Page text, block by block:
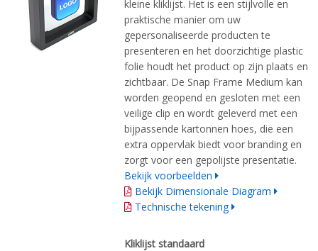
kleine kliklijst. Het is een stijlvolle en
praktische manier om uw
gepersonaliseerde producten te
presenteren en het doorzichtige plastic
folie houdt het product op zijn plaats en
zichtbaar. De Snap Frame Medium kan
worden geopend en gesloten met een
veilige clip en wordt geleverd met een
bijpassende kartonnen hoes, die een
extra oppervlak biedt voor branding en
zorgt voor een gepolijste presentatie.
Bekijk voorbeelden
Bekijk Dimensionale Diagram
Technische tekening
Kliklijst standaard